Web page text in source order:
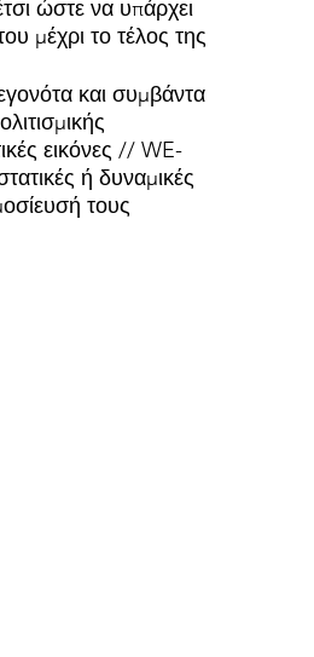
ώστε να υπάρχει
μέχρι το τέλος της
και συμβάντα
εικόνες // WE-
ή δυναμικές
τους